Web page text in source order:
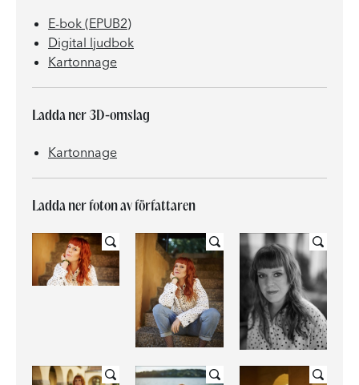
E-bok (EPUB2)
Digital ljudbok
Kartonnage
Ladda ner 3D-omslag
Kartonnage
Ladda ner foton av författaren